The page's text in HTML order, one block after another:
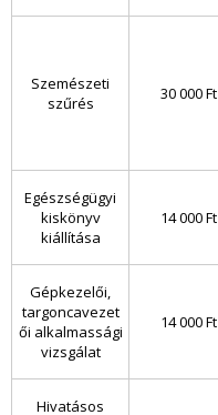
Szemészeti
szűrés
30 000 Ft
Egészségügyi
kiskönyv
kiállítása
14 000 Ft
Gépkezelői,
targoncavezet
ői alkalmassági
vizsgálat
14 000 Ft
Hivatásos